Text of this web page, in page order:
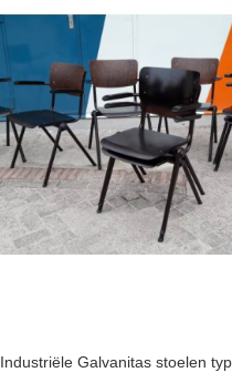
Industriële Galvanitas stoelen